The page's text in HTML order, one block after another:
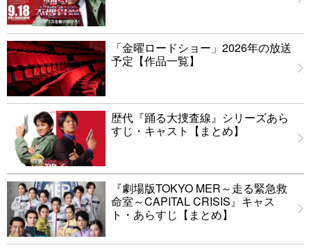
「金曜ロードショー」2026年の放送
予定【作品一覧】
歴代『踊る大捜査線』シリーズあら
すじ・キャスト【まとめ】
『劇場版TOKYO MER～走る緊急救
命室～CAPITAL CRISIS』キャス
ト・あらすじ【まとめ】